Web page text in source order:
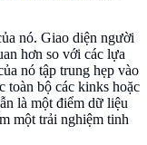
nó. Giao diện người
hơn so với các lựa
nó tập trung hẹp vào
toàn bộ các kinks hoặc
là một điểm dữ liệu
một trải nghiệm tinh